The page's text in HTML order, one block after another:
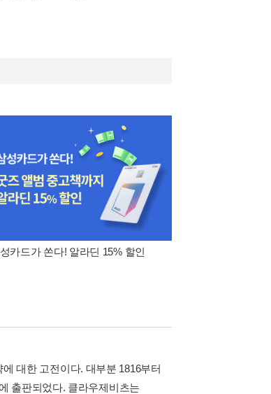
카드가 쏜다! 알라딘 15% 할인
대한 고전이다. 대부분 1816부터
출판되었다. 클라우제비츠는